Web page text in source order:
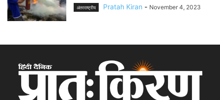
अंतरराष्ट्रीय Pratah Kiran - November 4, 2023